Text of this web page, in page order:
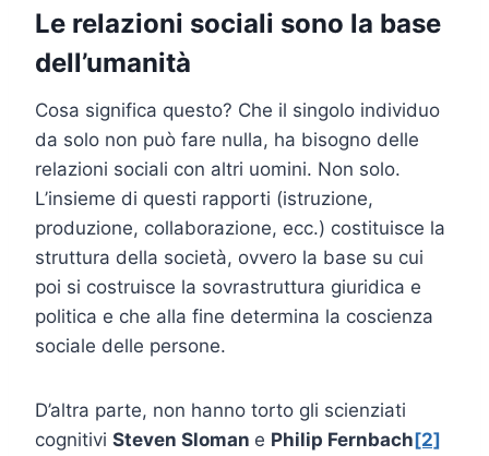
Le relazioni sociali sono la base
dell’umanità
Cosa significa questo? Che il singolo individuo
da solo non può fare nulla, ha bisogno delle
relazioni sociali con altri uomini. Non solo.
L’insieme di questi rapporti (istruzione,
produzione, collaborazione, ecc.) costituisce la
struttura della società, ovvero la base su cui
poi si costruisce la sovrastruttura giuridica e
politica e che alla fine determina la coscienza
sociale delle persone.
D’altra parte, non hanno torto gli scienziati
cognitivi Steven Sloman e Philip Fernbach[2]